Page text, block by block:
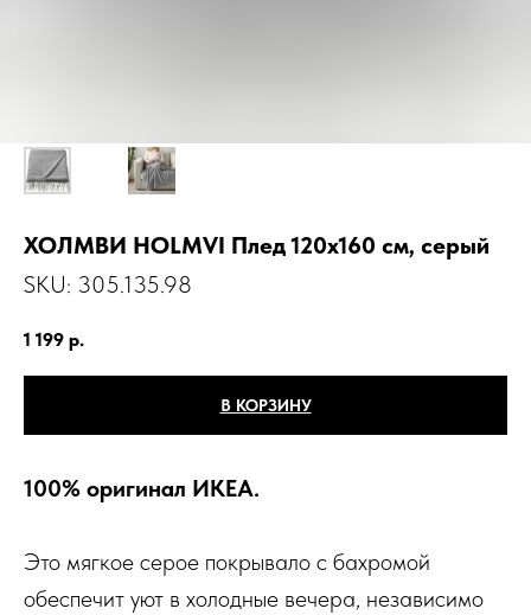
ХОЛМВИ HOLMVI Плед 120x160 см, серый
SKU: 305.135.98
1 199 р.
В КОРЗИНУ
100% оригинал ИКЕА.
Это мягкое серое покрывало с бахромой
обеспечит уют в холодные вечера, независимо